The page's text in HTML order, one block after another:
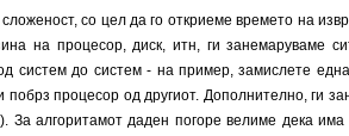
со цел да го откриеме времето на
на процесор, диск, итн, ги занемаруваме
систем до систем - на пример, замислете
процесор од другиот. Дополнително, ги
За алгоритамот даден погоре велиме дека